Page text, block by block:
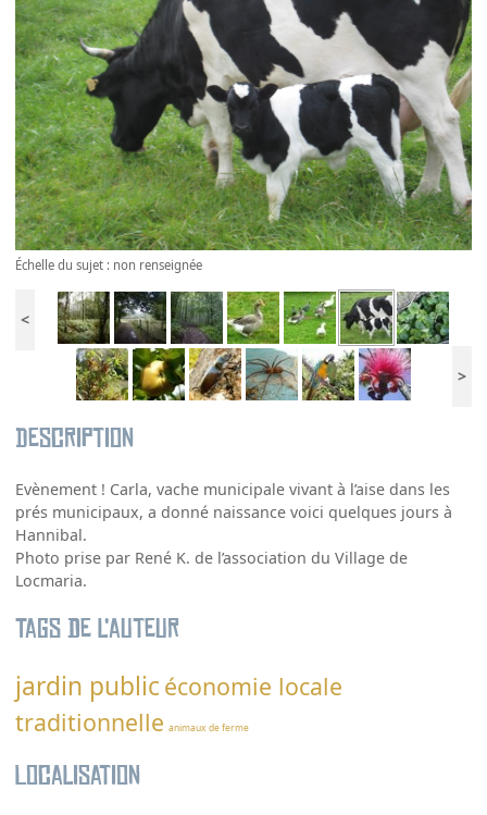
Échelle du sujet : non renseignée
<
>
Description
Evènement ! Carla, vache municipale vivant à l’aise dans les
prés municipaux, a donné naissance voici quelques jours à
Hannibal.
Photo prise par René K. de l’association du Village de
Locmaria.
Tags de l’auteur
jardin public économie locale
traditionnelle animaux de ferme
Localisation